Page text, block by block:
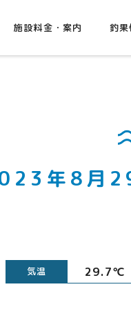
施設料金・案内 釣果
年8月
気温 29.7℃